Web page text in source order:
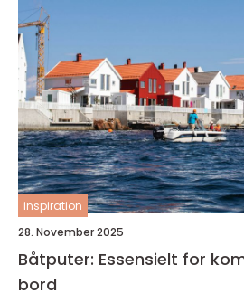
inspiration
28. November 2025
Båtputer: Essensielt for
bord